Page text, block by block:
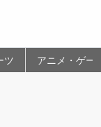
ツ アニメ・ゲー